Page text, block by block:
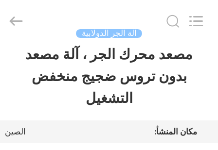
أشرطة
SUNNY
آلة الجر الدولابية
مصعد محرك الجر ، آلة مصعد
بدون تروس ضجيج منخفض
التشغيل
مكان المنشأ: الصين